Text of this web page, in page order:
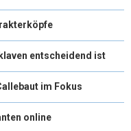
entscheidend ist
im Fokus
online